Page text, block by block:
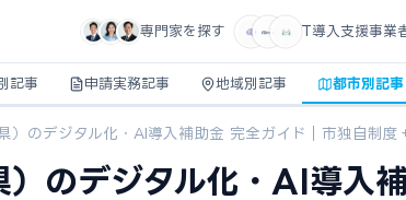
専門家を探す IT導入支援事業
記事 申請実務記事 地域別記事 都市別記事
）のデジタル化・AI導入補助金 完全ガイド｜市独自制度
のデジタル化・AI導入